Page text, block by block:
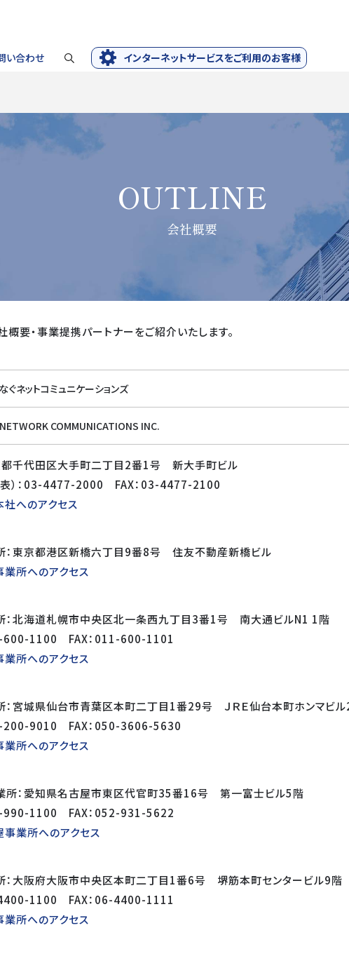
い合わせ インターネットサービスをご利用のお客様
OUTLINE
会社概要
要・事業提携パートナーをご紹介いたします。
ぐネットコミュニケーションズ
COMMUNICATIONS INC.
都千代田区大手町二丁目2番1号 新大手町ビル
表）：03-4477-2000 FAX：03-4477-2100
へのアクセス
：東京都港区新橋六丁目9番8号 住友不動産新橋ビル
所へのアクセス
：北海道札幌市中央区北一条西九丁目3番1号 南大通ビルN1 1階
600-1100 FAX：011-600-1101
所へのアクセス
：宮城県仙台市青葉区本町二丁目1番29号 ＪＲＥ仙台本町ホンマビ
200-9010 FAX：050-3606-5630
所へのアクセス
所：愛知県名古屋市東区代官町35番16号 第一富士ビル5階
990-1100 FAX：052-931-5622
事業所へのアクセス
：大阪府大阪市中央区本町二丁目1番6号 堺筋本町センタービル9階
1100 FAX：06-4400-1111
業所へのアクセス